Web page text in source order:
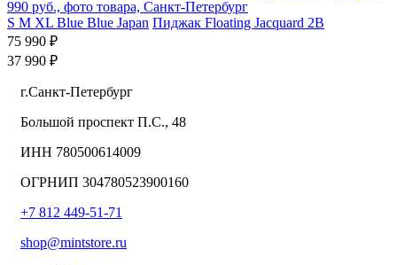
S M XL Blue Blue Japan Пиджак Floating Jacquard 2B
75 990 ₽
37 990 ₽
г.Санкт-Петербург
Большой проспект П.С., 48
ИНН 780500614009
ОГРНИП 304780523900160
+7 812 449-51-71
shop@mintstore.ru